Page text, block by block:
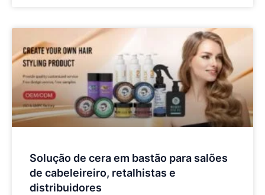
Solução de cera em bastão para salões
de cabeleireiro, retalhistas e
distribuidores